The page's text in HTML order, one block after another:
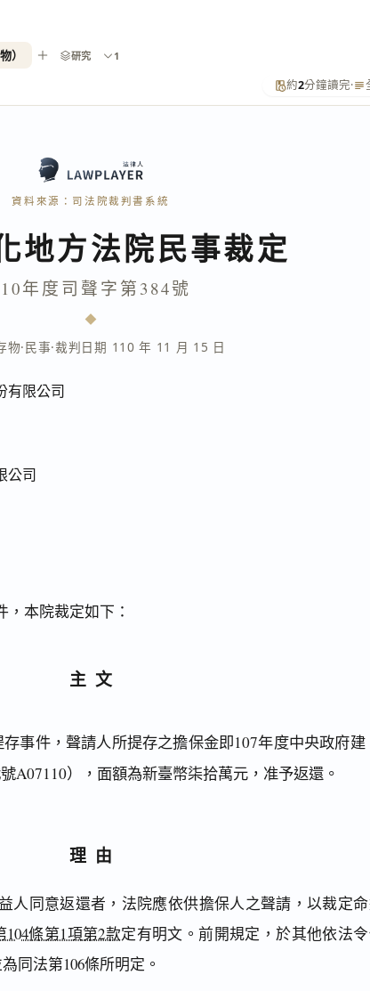
約2分鐘讀完·
資料來源：司法院裁判書系統
地方法院民事裁定
年度司聲字第384號
物·民事·裁判日期 110 年 11 月 15 日
有限公司
公司
本院裁定如下：
主文
事件，聲請人所提存之擔保金即107年度中央政府建
A07110），面額為新臺幣柒拾萬元，准予返還。
理由
人同意返還者，法院應依供擔保人之聲請，以裁定
條第1項第2款定有明文。前開規定，於其他依法
同法第106條所明定。
） 研究 1